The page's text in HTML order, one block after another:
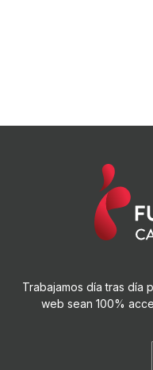
web sean 100%